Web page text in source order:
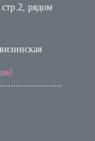
рядом